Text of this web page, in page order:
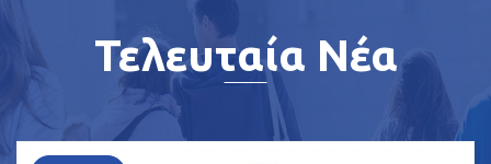
Τελευταία Νέα